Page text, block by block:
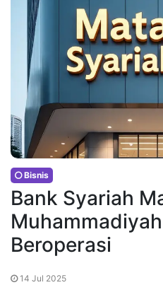
Bisnis
Bank Syariah
Beroperasi
14 Jul 2025